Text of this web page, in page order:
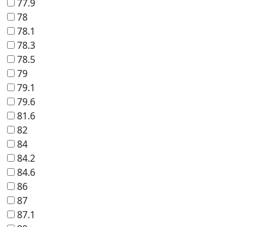
77.9
78
78.1
78.3
78.5
79
79.1
79.6
81.6
82
84
84.2
84.6
86
87
87.1